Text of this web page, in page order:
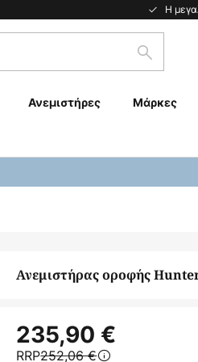
Η
Ανεμιστήρες Μάρκες
Ανεμιστήρας οροφής
235,90 €
RRP252,06 €